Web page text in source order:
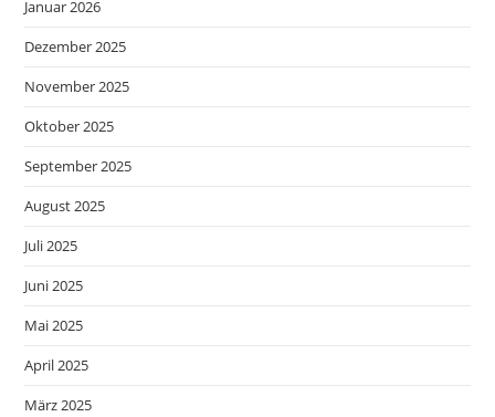
Januar 2026
Dezember 2025
November 2025
Oktober 2025
September 2025
August 2025
Juli 2025
Juni 2025
Mai 2025
April 2025
März 2025